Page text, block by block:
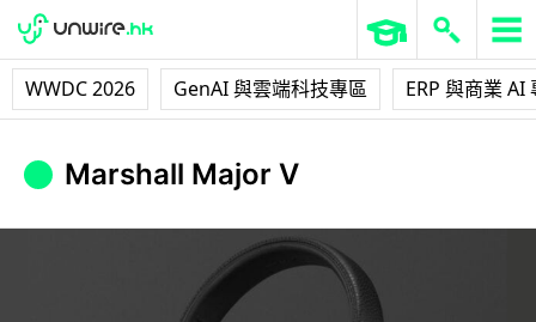
WWDC 2026 GenAI 與雲端科技專區 ERP 與商業 AI
Marshall Major V